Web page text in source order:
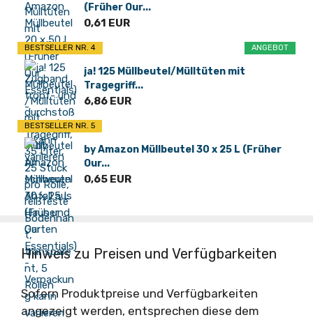
(Früher Our...
0,61 EUR
ANGEBOT
BESTSELLER NR. 4
ja! 125 Müllbeutel/Mülltüten mit
Tragegriff...
6,86 EUR
BESTSELLER NR. 5
by Amazon Müllbeutel 30 x 25 L (Früher
Our...
0,65 EUR
Hinweis zu Preisen und Verfügbarkeiten
Sofern Produktpreise und Verfügbarkeiten
angezeigt werden, entsprechen diese dem